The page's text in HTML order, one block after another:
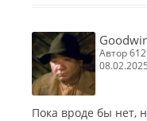
автор
Пока вроде бы нет,